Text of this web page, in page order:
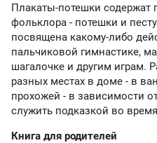
Плакаты-потешки содержат
фольклора - потешки и
посвящена какому-либо
пальчиковой гимнастике,
шагалочке и другим играм.
разных местах в доме - в
прохожей - в зависимости
служить подказкой во
Книга для родителей